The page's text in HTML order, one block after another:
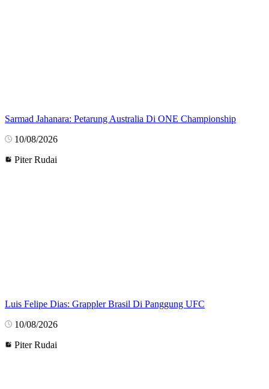
Sarmad Jahanara: Petarung Australia Di ONE Championship
10/08/2026
Piter Rudai
Luis Felipe Dias: Grappler Brasil Di Panggung UFC
10/08/2026
Piter Rudai